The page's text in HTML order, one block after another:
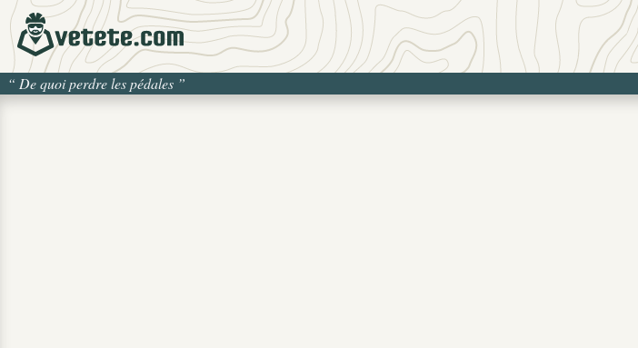
“ De quoi perdre les pédales ”